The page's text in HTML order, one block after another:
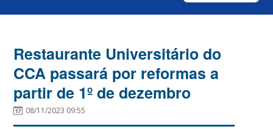
Restaurante Universitário do
CCA passará por reformas a
partir de 1º de dezembro
08/11/2023 09:55